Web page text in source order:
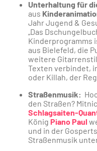
Unterhaltung für
aus
Jahr Jugend &
„Das
Kinderprogramms
aus Bielefeld, die
weitere
Texten verbindet,
oder Killah, der
Straßenmusik:
den Straßen?
Schlagsaiten-
König Piano Paul
und in der
Straßenmusik